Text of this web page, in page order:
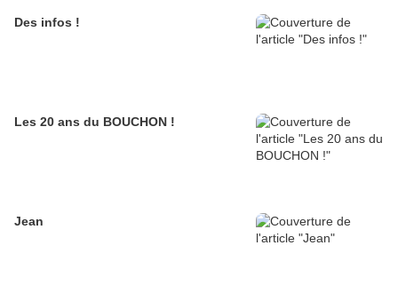
Des infos !
Les 20 ans du BOUCHON !
Jean